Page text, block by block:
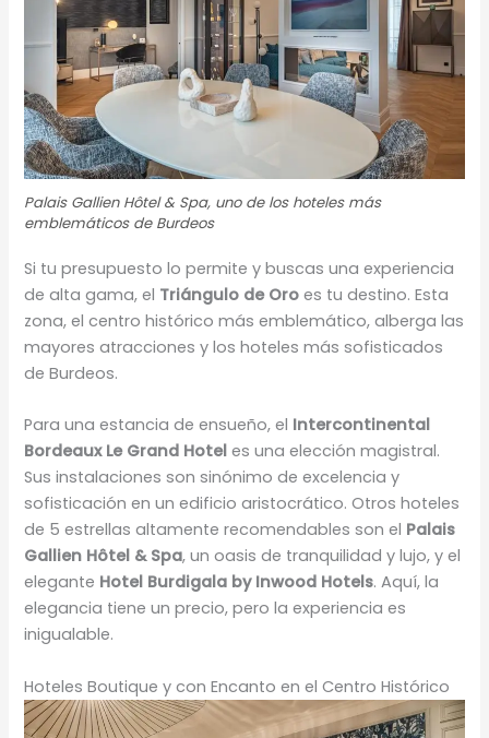
Palais Gallien Hôtel & Spa, uno de los hoteles más
emblemáticos de Burdeos
Si tu presupuesto lo permite y buscas una experiencia
de alta gama, el Triángulo de Oro es tu destino. Esta
zona, el centro histórico más emblemático, alberga las
mayores atracciones y los hoteles más sofisticados
de Burdeos.
Para una estancia de ensueño, el Intercontinental
Bordeaux Le Grand Hotel es una elección magistral.
Sus instalaciones son sinónimo de excelencia y
sofisticación en un edificio aristocrático. Otros hoteles
de 5 estrellas altamente recomendables son el Palais
Gallien Hôtel & Spa, un oasis de tranquilidad y lujo, y el
elegante Hotel Burdigala by Inwood Hotels. Aquí, la
elegancia tiene un precio, pero la experiencia es
inigualable.
Hoteles Boutique y con Encanto en el Centro Histórico